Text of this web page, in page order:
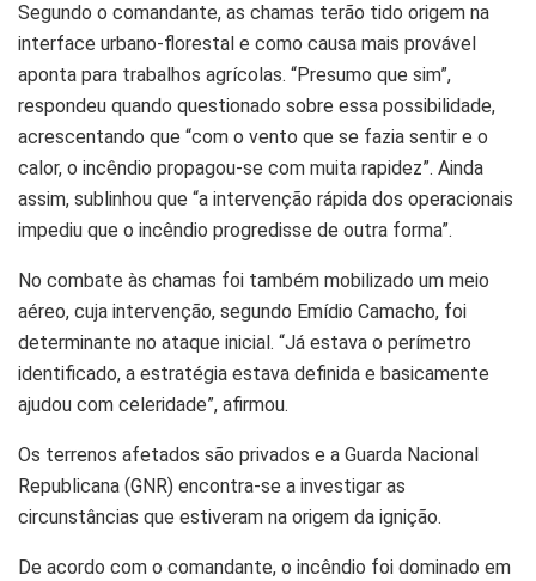
Segundo o comandante, as chamas terão tido origem na
interface urbano-florestal e como causa mais provável
aponta para trabalhos agrícolas. “Presumo que sim”,
respondeu quando questionado sobre essa possibilidade,
acrescentando que “com o vento que se fazia sentir e o
calor, o incêndio propagou-se com muita rapidez”. Ainda
assim, sublinhou que “a intervenção rápida dos operacionais
impediu que o incêndio progredisse de outra forma”.
No combate às chamas foi também mobilizado um meio
aéreo, cuja intervenção, segundo Emídio Camacho, foi
determinante no ataque inicial. “Já estava o perímetro
identificado, a estratégia estava definida e basicamente
ajudou com celeridade”, afirmou.
Os terrenos afetados são privados e a Guarda Nacional
Republicana (GNR) encontra-se a investigar as
circunstâncias que estiveram na origem da ignição.
De acordo com o comandante, o incêndio foi dominado em